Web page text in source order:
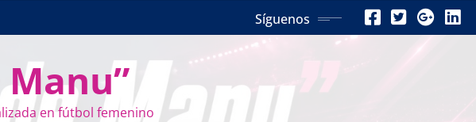
Síguenos
en fútbol femenino